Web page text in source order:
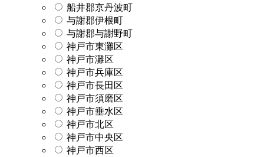
船井郡京丹波町
与謝郡伊根町
与謝郡与謝野町
神戸市東灘区
神戸市灘区
神戸市兵庫区
神戸市長田区
神戸市須磨区
神戸市垂水区
神戸市北区
神戸市中央区
神戸市西区